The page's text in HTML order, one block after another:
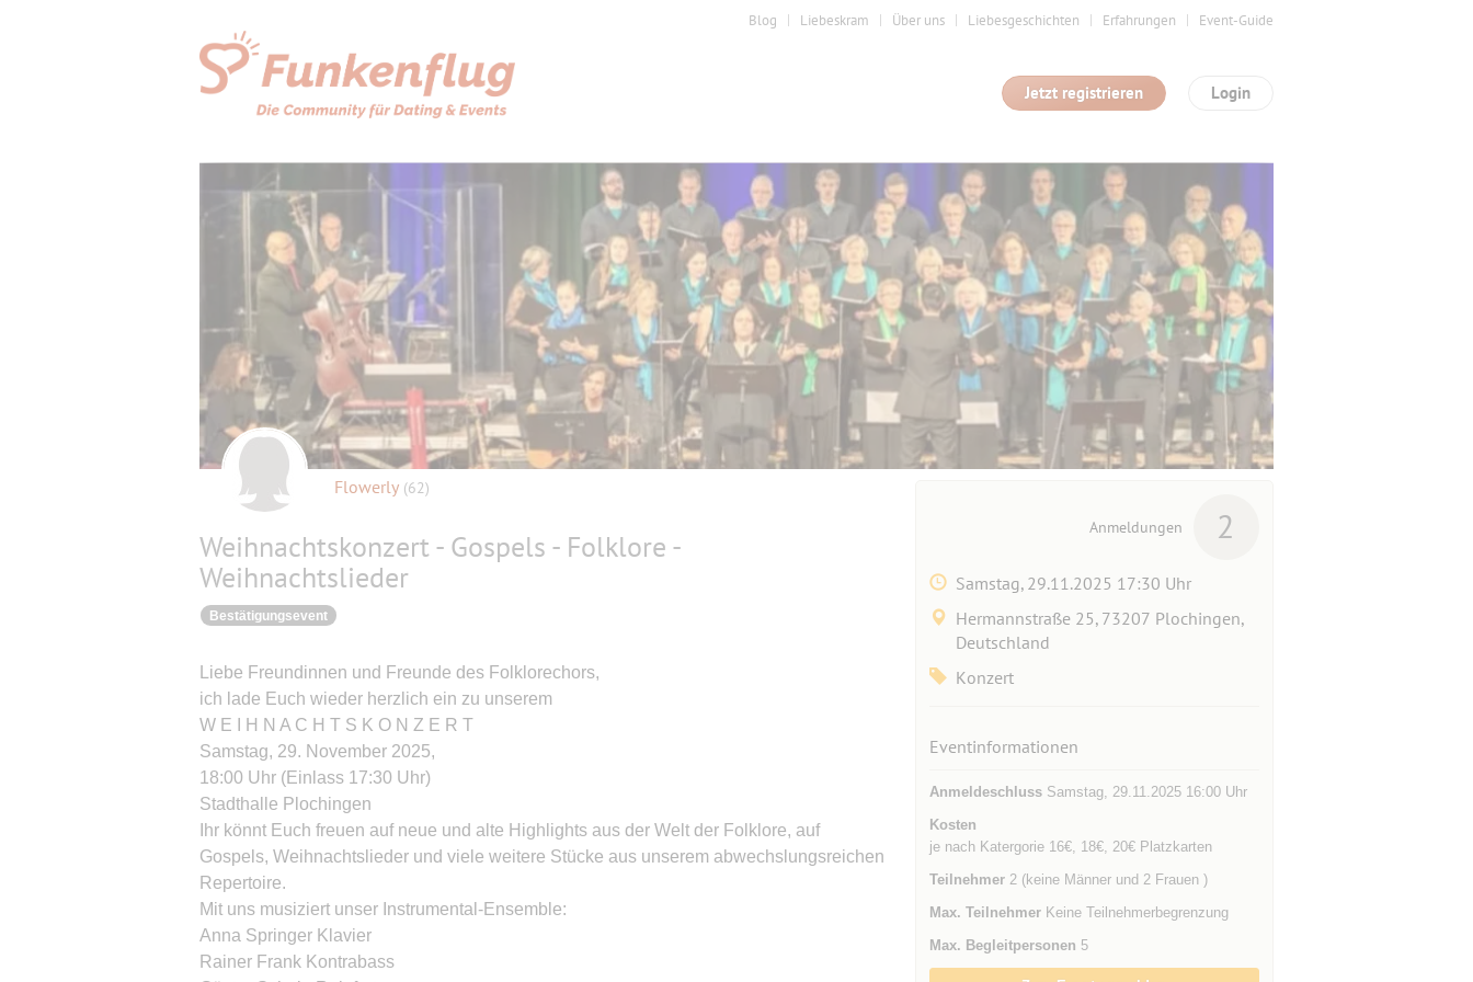
Blog Liebeskram Über uns Liebesgeschichten Erfahrungen Event-Guide
Login
Jetzt registrieren
Flowerly (62)
Weihnachtskonzert - Gospels - Folklore -
Weihnachtslieder
Bestätigungsevent
Liebe Freundinnen und Freunde des Folklorechors,
ich lade Euch wieder herzlich ein zu unserem
W E I H N A C H T S K O N Z E R T
Samstag, 29. November 2025,
18:00 Uhr (Einlass 17:30 Uhr)
Stadthalle Plochingen
Ihr könnt Euch freuen auf neue und alte Highlights aus der Welt der Folklore, auf
Gospels, Weihnachtslieder und viele weitere Stücke aus unserem abwechslungsreichen
Repertoire.
Mit uns musiziert unser Instrumental-Ensemble:
Anna Springer Klavier
Rainer Frank Kontrabass
Anmeldungen 2
Samstag, 29.11.2025 17:30 Uhr
Hermannstraße 25, 73207 Plochingen,
Deutschland
Konzert
Eventinformationen
AnmeldeschlussSamstag, 29.11.2025 16:00 Uhr
Kosten
je nach Katergorie 16€, 18€, 20€ Platzkarten
Teilnehmer2 (keine Männer und 2 Frauen )
Max. TeilnehmerKeine Teilnehmerbegrenzung
Max. Begleitpersonen 5